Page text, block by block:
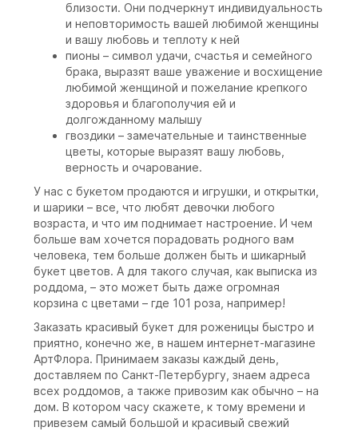
близости. Они подчеркнут индивидуальность
и неповторимость вашей любимой женщины
и вашу любовь и теплоту к ней
пионы – символ удачи, счастья и семейного
брака, выразят ваше уважение и восхищение
любимой женщиной и пожелание крепкого
здоровья и благополучия ей и
долгожданному малышу
гвоздики – замечательные и таинственные
цветы, которые выразят вашу любовь,
верность и очарование.
У нас с букетом продаются и игрушки, и открытки,
и шарики – все, что любят девочки любого
возраста, и что им поднимает настроение. И чем
больше вам хочется порадовать родного вам
человека, тем больше должен быть и шикарный
букет цветов. А для такого случая, как выписка из
роддома, – это может быть даже огромная
корзина с цветами – где 101 роза, например!
Заказать красивый букет для роженицы быстро и
приятно, конечно же, в нашем интернет-магазине
АртФлора. Принимаем заказы каждый день,
доставляем по Санкт-Петербургу, знаем адреса
всех роддомов, а также привозим как обычно – на
дом. В котором часу скажете, к тому времени и
привезем самый большой и красивый свежий